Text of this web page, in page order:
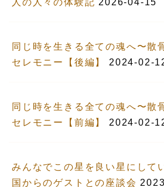
同じ時を生きる全ての魂へ〜散
セレモニー【後編】
2024-02-
同じ時を生きる全ての魂へ〜散
セレモニー【前編】
2024-02-
みんなでこの星を良い星にして
国からのゲストとの座談会